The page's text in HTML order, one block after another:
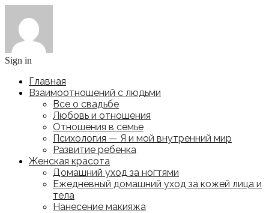
Sign in
Главная
Взаимоотношений с людьми
Все о свадьбе
Любовь и отношения
Отношения в семье
Психология — Я и мой внутренний мир
Развитие ребенка
Женская красота
Домашний уход за ногтями
Ежедневный домашний уход за кожей лица и
тела
Нанесение макияжа